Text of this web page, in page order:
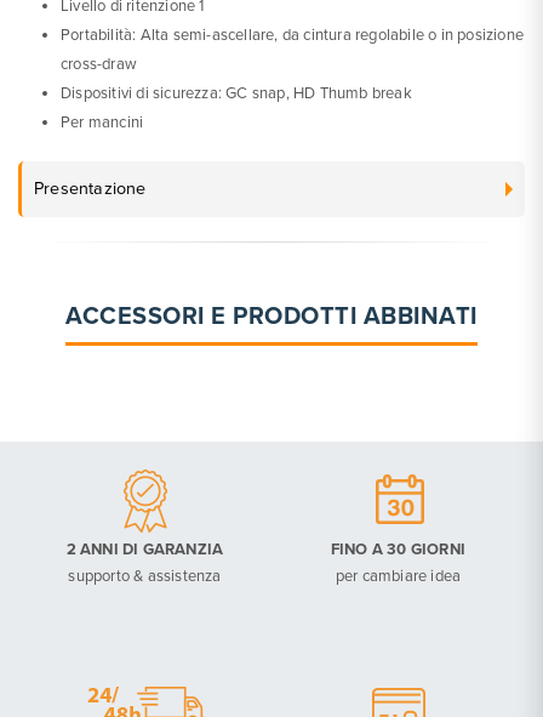
Livello di ritenzione 1
Portabilità: Alta semi-ascellare, da cintura regolabile o in posizione
cross-draw
Dispositivi di sicurezza: GC snap, HD Thumb break
Per mancini
Presentazione
ACCESSORI E PRODOTTI ABBINATI
2 ANNI DI GARANZIA
supporto & assistenza
FINO A 30 GIORNI
per cambiare idea